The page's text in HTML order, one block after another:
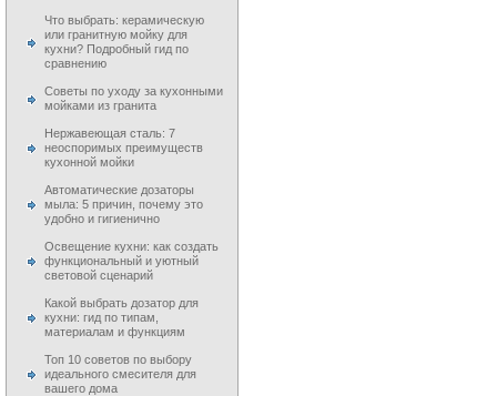
Что выбрать: керамическую
или гранитную мойку для
кухни? Подробный гид по
сравнению
Советы по уходу за кухонными
мойками из гранита
Нержавеющая сталь: 7
неоспоримых преимуществ
кухонной мойки
Автоматические дозаторы
мыла: 5 причин, почему это
удобно и гигиенично
Освещение кухни: как создать
функциональный и уютный
световой сценарий
Какой выбрать дозатор для
кухни: гид по типам,
материалам и функциям
Топ 10 советов по выбору
идеального смесителя для
вашего дома